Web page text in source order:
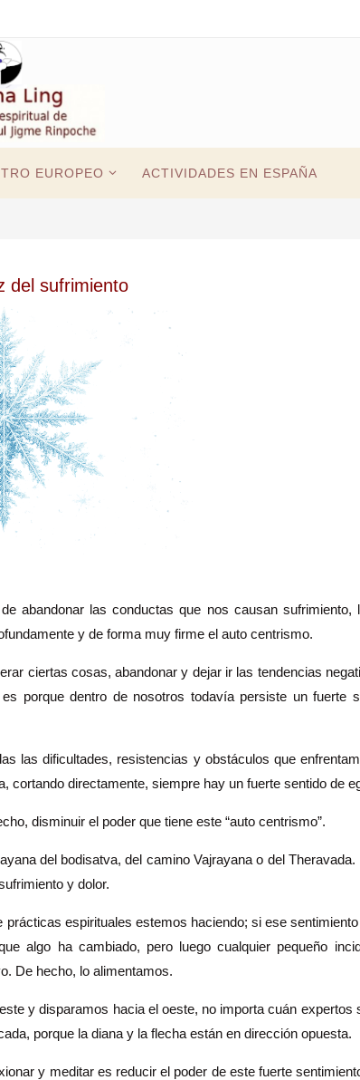
EUROPEO ACTIVIDADES EN ESPAÑA
del sufrimiento
abandonar las conductas que nos causan sufrimiento,
y de forma muy firme el auto centrismo.
ciertas cosas, abandonar y dejar ir las tendencias
porque dentro de nosotros todavía persiste un fuerte
las dificultades, resistencias y obstáculos que
cortando directamente, siempre hay un fuerte sentido de
disminuir el poder que tiene este “auto centrismo”.
del bodisatva, del camino Vajrayana o del
y dolor.
espirituales estemos haciendo; si ese
algo ha cambiado, pero luego cualquier pequeño
De hecho, lo alimentamos.
y disparamos hacia el oeste, no importa cuán expertos
porque la diana y la flecha están en dirección opuesta.
y meditar es reducir el poder de este fuerte